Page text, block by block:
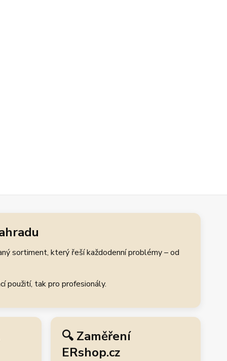
sortiment, který řeší každodenní problémy – od
použití, tak pro profesionály.
🔍 Zaměření
ERshop.cz